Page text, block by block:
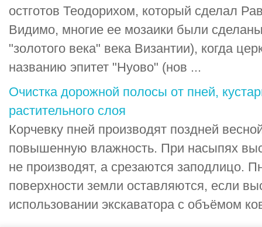
остготов Теодорихом, который сделал
Видимо, многие ее мозаики были
"золотого века" века Византии), когда
названию эпитет "Нуово" (нов ...
Очистка дорожной полосы от пней,
растительного слоя
Корчевку пней производят поздней
повышенную влажность. При насыпях
не производят, а срезаются заподлицо.
поверхности земли оставляются, если
использовании экскаватора с объёмом